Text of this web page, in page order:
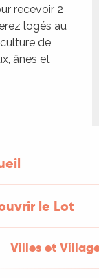
le Lot
Villes et
recevoir 2
logés au
de
ânes et